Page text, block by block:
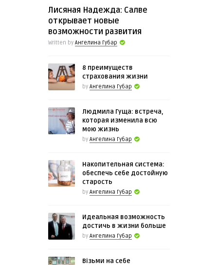
Лисяная Надежда: Салве
открывает новые
возможности развития
Written by Ангелина Губар
8 преимуществ
страхования жизни
by Ангелина Губар
Людмила Гуща: встреча,
которая изменила всю
мою жизнь
by Ангелина Губар
Накопительная система:
обеспечь себе достойную
старость
by Ангелина Губар
Идеальная возможность
достичь в жизни больше
by Ангелина Губар
Візьми на себе